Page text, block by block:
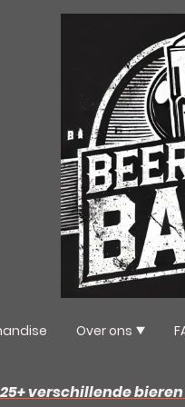
Over ons
verschillende